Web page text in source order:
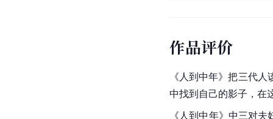
作品评价
《人到中年》把三代
中找到自己的影子，在
《人到中年》中三对